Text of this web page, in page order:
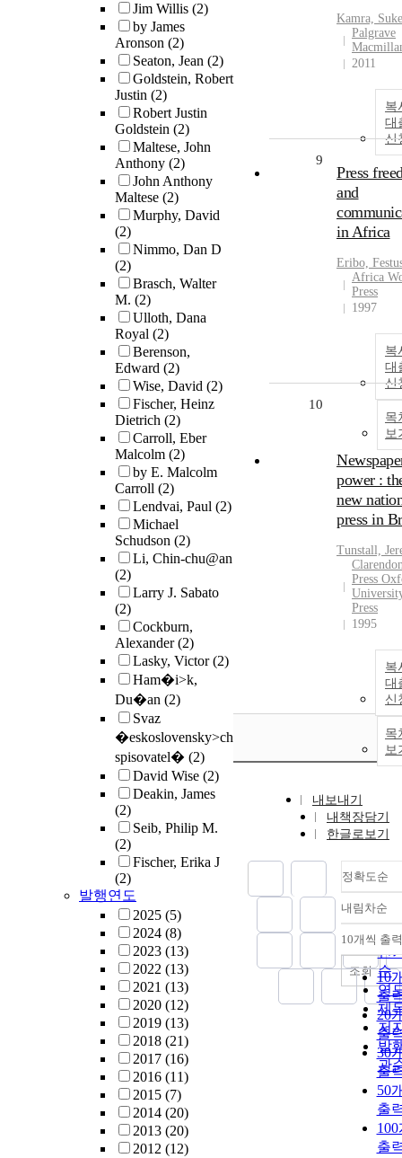
Jim Willis (2)
by James
Aronson (2)
Seaton, Jean (2)
Goldstein, Robert
Justin (2)
Robert Justin
Goldstein (2)
Maltese, John
Anthony (2)
John Anthony
Maltese (2)
Murphy, David
(2)
Nimmo, Dan D
(2)
Brasch, Walter
M. (2)
Ulloth, Dana
Royal (2)
Berenson,
Edward (2)
Wise, David (2)
Fischer, Heinz
Dietrich (2)
Carroll, Eber
Malcolm (2)
by E. Malcolm
Carroll (2)
Lendvai, Paul (2)
Michael
Schudson (2)
Li, Chin-chu@an
(2)
Larry J. Sabato
(2)
Cockburn,
Alexander(2)
Lasky, Victor(2)
Ham�i>k,
Du�an (2)
Svaz
�eskoslovensky>ch
spisovatel� (2)
David Wise (2)
Deakin, James
(2)
Seib, Philip M.
(2)
Fischer, Erika J
(2)
발행연도
2025 (5)
2024 (8)
2023 (13)
2022 (13)
2021 (13)
2020 (12)
2019 (13)
2018 (21)
2017 (16)
2016 (11)
2015 (7)
2014 (20)
2013 (20)
2012 (12)
Kamra,
Palgrave
2011
복
대
신
9
Press
and
in Africa
Eribo,
Africa
Press
1997
복
대
신
목
보
10
power :
new
press in
Tunstall,
Press
Press
1995
복
대
신
목
보
내보내기
내책장담기
한글로보기
정확도순
정
순
인
순
연
제
저
발
관
내림차순
내
10개씩 출력
10
출
20
출
30
출
50
출
출
조회